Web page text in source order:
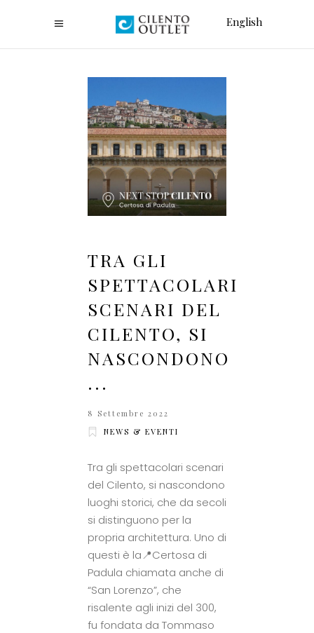
English
TRA GLI
SPETTACOLARI
SCENARI DEL
CILENTO, SI
NASCONDONO
...
8 Settembre 2022
NEWS & EVENTI
Tra gli spettacolari scenari
del Cilento, si nascondono
luoghi storici, che da secoli
si distinguono per la
propria architettura. Uno di
questi è la📍Certosa di
Padula chiamata anche di
“San Lorenzo”, che
risalente agli inizi del 300,
fu fondata da Tommaso